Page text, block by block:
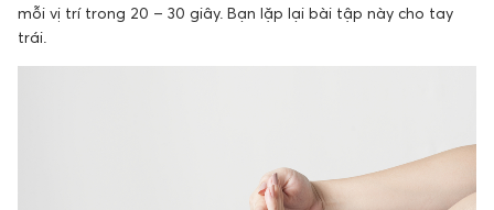
mỗi vị trí trong 20 – 30 giây. Bạn lặp lại bài tập này cho tay
trái.